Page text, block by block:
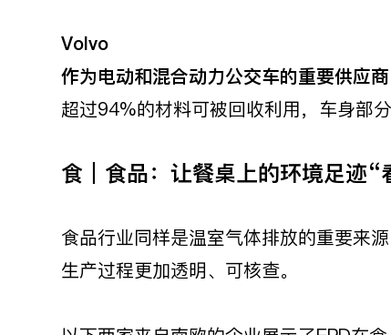
Volvo
作为电动和混合动力公交车的重要供应
超过94%的材料可被回收利用，车身部
食｜食品：让餐桌上的环境足迹“
食品行业同样是温室气体排放的重要来
生产过程更加透明、可核查。